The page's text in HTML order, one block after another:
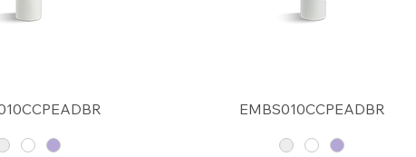
EMBS010CCPEADBR